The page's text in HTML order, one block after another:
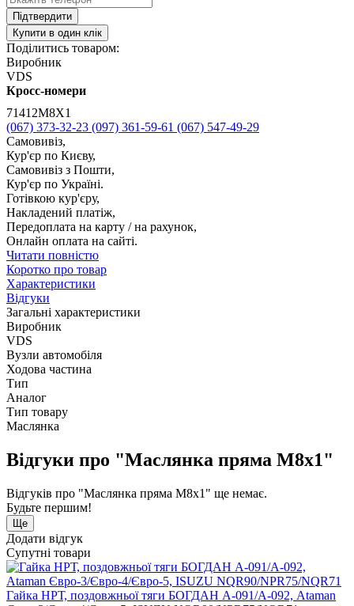
Підтвердити
Купити в один клік
Поділитись товаром:
Виробник
VDS
Кросс-номери
71412M8X1
(067) 373-32-23 (097) 361-59-61 (067) 547-49-29
Самовивіз,
Кур'єр по Києву,
Самовивіз з Пошти,
Кур'єр по Україні.
Готівкою кур'єру,
Накладений платіж,
Передоплата на карту / на рахунок,
Онлайн оплата на сайті.
Читати повністю
Коротко про товар
Характеристики
Відгуки
Загальні характеристики
Виробник
VDS
Вузли автомобіля
Ходова частина
Тип
Аналог
Тип товару
Маслянка
Відгуки про "Маслянка пряма М8х1"
Відгуків про "Маслянка пряма М8х1" ще немає.
Будьте першим!
Ще
Додати відгук
Супутні товари
Гайка НРТ, поздовжньої тяги БОГДАН А-091/А-092, Ataman